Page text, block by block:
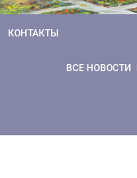
КОНТАКТЫ
ВСЕ НОВОСТИ